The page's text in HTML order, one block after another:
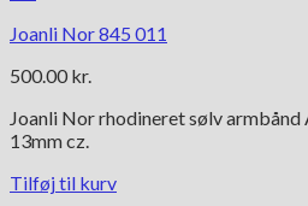
Joanli Nor 845 011
500.00 kr.
Joanli Nor rhodineret sølv
13mm cz.
Tilføj til kurv